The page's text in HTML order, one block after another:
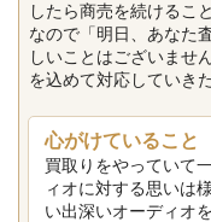
したら商売を続けるこ
なので「明日、あなた
しいことはございませ
を込めて対応していき
心がけていること
買取りをやっていて
ィオに対する思いは
い出深いオーディオ